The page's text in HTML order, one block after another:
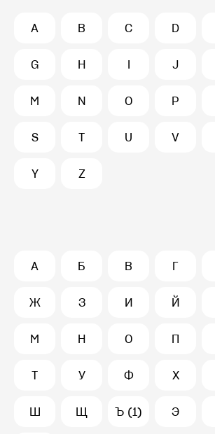
A B C D
G H I J
M N O P
S T U V
Y Z
А Б В Г
Ж З И Й
М Н О П
Т У Ф Х
Ш Щ Ъ (1) Э